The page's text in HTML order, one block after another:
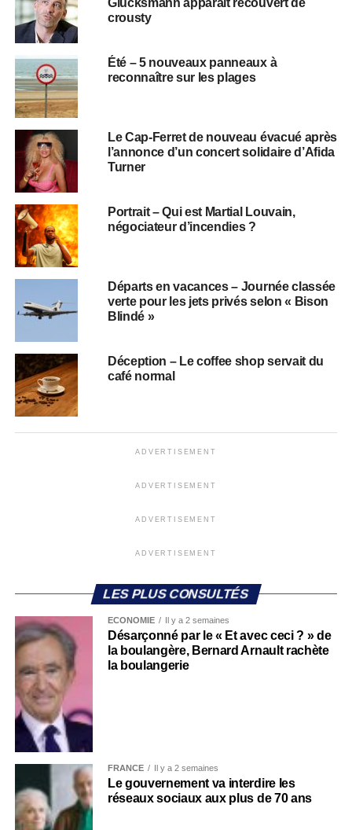
Glucksmann apparaît recouvert de
crousty
Été – 5 nouveaux panneaux à
reconnaître sur les plages
Le Cap-Ferret de nouveau évacué après
l’annonce d’un concert solidaire d’Afida
Turner
Portrait – Qui est Martial Louvain,
négociateur d’incendies ?
Départs en vacances – Journée classée
verte pour les jets privés selon « Bison
Blindé »
Déception – Le coffee shop servait du
café normal
ADVERTISEMENT
ADVERTISEMENT
ADVERTISEMENT
ADVERTISEMENT
LES PLUS CONSULTÉS
ECONOMIE Il y a 2 semaines
Désarçonné par le « Et avec ceci ? » de
la boulangère, Bernard Arnault rachète
la boulangerie
FRANCE Il y a 2 semaines
Le gouvernement va interdire les
réseaux sociaux aux plus de 70 ans